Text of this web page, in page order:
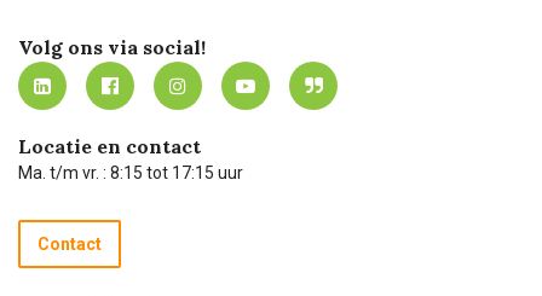
Werken bij Carel Lurvink
MVO
Mijn Carel Lurvink
Mijn Carel Lurvink instructievideo's
Carel Lurvink App
Hulp op afstand
Technische dienst
Recycle programma
Betalen
Innovation LAB
Tevreden klanten
Carel Lurvink Blog
Carel de podcast
Volg ons via social!
Locatie en contact
Ma. t/m vr. : 8:15 tot 17:15 uur
Contact